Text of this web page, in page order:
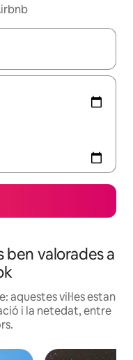
podràs navegar-hi a
ben valorades a
aquestes vil·les estan
i la netedat, entre